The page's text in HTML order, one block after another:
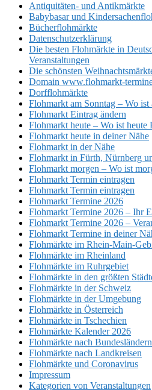
Antiquitäten- und Antikmärkte
Babybasar und
Bücherflohmärkte
Datenschutzerklärung
Die besten Flohmärkte in
Veranstaltungen
Die schönsten
Domain www.flohmarkt-
Dorfflohmärkte
Flohmarkt am Sonntag – Wo
Flohmarkt Eintrag ändern
Flohmarkt heute – Wo ist heute
Flohmarkt heute in deiner Nähe
Flohmarkt in der Nähe
Flohmarkt in Fürth, Nürnberg
Flohmarkt morgen – Wo ist
Flohmarkt Termin eintragen
Flohmarkt Termin eintragen
Flohmarkt Termine 2026
Flohmarkt Termine 2026 – Ihr
Flohmarkt Termine 2026 –
Flohmarkt Termine in deiner
Flohmärkte im Rhein-Main-
Flohmärkte im Rheinland
Flohmärkte im Ruhrgebiet
Flohmärkte in den größten
Flohmärkte in der Schweiz
Flohmärkte in der Umgebung
Flohmärkte in Österreich
Flohmärkte in Tschechien
Flohmärkte Kalender 2026
Flohmärkte nach Bundesländern
Flohmärkte nach Landkreisen
Flohmärkte und Coronavirus
Impressum
Kategorien von Veranstaltungen